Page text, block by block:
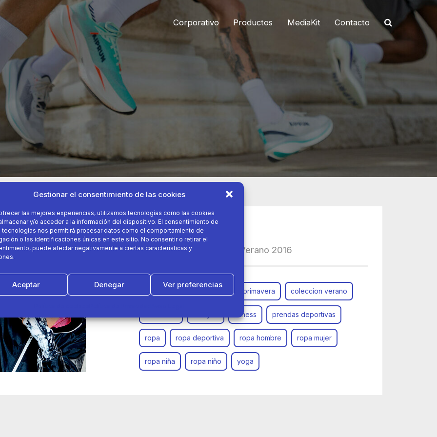
Gestionar el consentimiento de las cookies
las mejores experiencias, utilizamos tecnologías como las cookies
y/o acceder a la información del dispositivo. El consentimiento de
tecnologías nos permitirá procesar datos como el comportamiento de
o las identificaciones únicas en este sitio. No consentir o retirar el
puede afectar negativamente a ciertas características y
Aceptar Denegar Ver preferencias
Corporativo Productos MediaKit Contacto
08 de junio 2016
Colección Domyos Primavera/Verano 2016
coleccion 2016 coleccion primavera coleccion verano
Fitness prendas deportivas
ropa ropa deportiva ropa hombre ropa mujer
ropa niña ropa niño yoga